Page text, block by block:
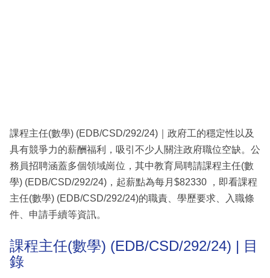
課程主任(數學) (EDB/CSD/292/24)｜政府工的穩定性以及
具有競爭力的薪酬福利，吸引不少人關注政府職位空缺。公
務員招聘涵蓋多個領域崗位，其中教育局聘請課程主任(數
學) (EDB/CSD/292/24)，起薪點為每月$82330 ，即看課程
主任(數學) (EDB/CSD/292/24)的職責、學歷要求、入職條
件、申請手續等資訊。
課程主任(數學) (EDB/CSD/292/24) | 目
錄